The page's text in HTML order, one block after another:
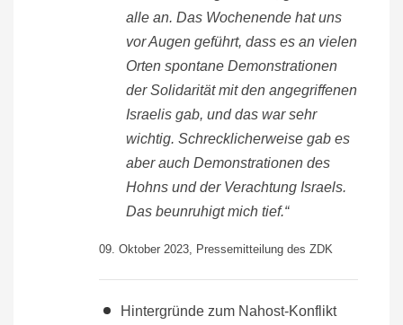
alle an. Das Wochenende hat uns
vor Augen geführt, dass es an vielen
Orten spontane Demonstrationen
der Solidarität mit den angegriffenen
Israelis gab, und das war sehr
wichtig. Schrecklicherweise gab es
aber auch Demonstrationen des
Hohns und der Verachtung Israels.
Das beunruhigt mich tief.“
09. Oktober 2023, Pressemitteilung des ZDK
Hintergründe zum Nahost-Konflikt